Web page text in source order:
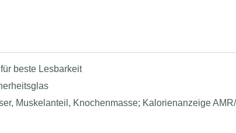
beste Lesbarkeit
Muskelanteil, Knochenmasse; Kalorienanzeige